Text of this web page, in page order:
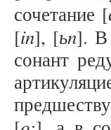
сочетание [
[in], [ьn]. В
сонант